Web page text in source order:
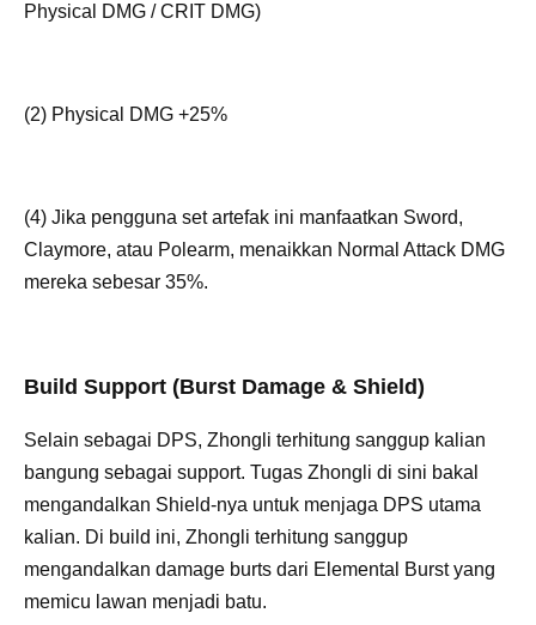
Physical DMG / CRIT DMG)
(2) Physical DMG +25%
(4) Jika pengguna set artefak ini manfaatkan Sword,
Claymore, atau Polearm, menaikkan Normal Attack DMG
mereka sebesar 35%.
Build Support (Burst Damage & Shield)
Selain sebagai DPS, Zhongli terhitung sanggup kalian
bangung sebagai support. Tugas Zhongli di sini bakal
mengandalkan Shield-nya untuk menjaga DPS utama
kalian. Di build ini, Zhongli terhitung sanggup
mengandalkan damage burts dari Elemental Burst yang
memicu lawan menjadi batu.